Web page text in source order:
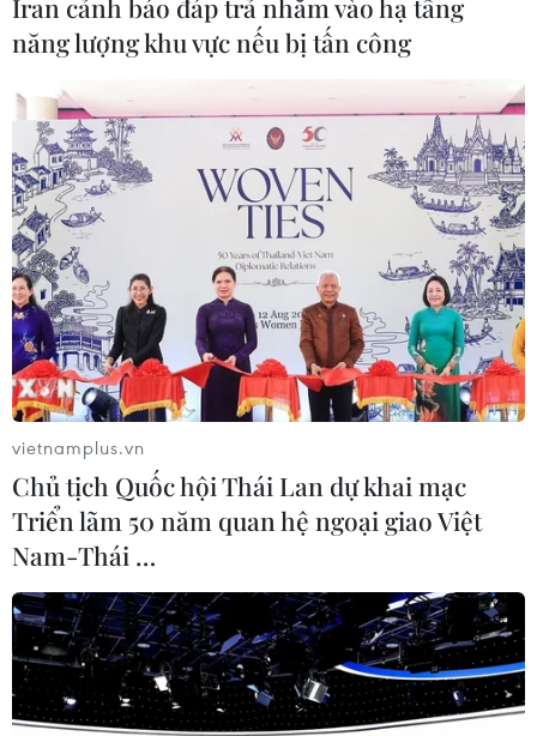
Iran cảnh báo đáp trả nhằm vào hạ tầng
năng lượng khu vực nếu bị tấn công
vietnamplus.vn
Chủ tịch Quốc hội Thái Lan dự khai mạc
Triển lãm 50 năm quan hệ ngoại giao Việt
Nam-Thái …